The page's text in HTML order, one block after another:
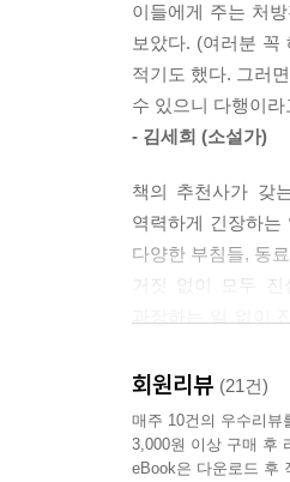
걱정이 많은 사람
않았을까? 김신회
부치지 못하는 사
상대를 향해 있기
원고료를 먼저 묻
없을지 말들을 헤
일을 어떻게 시작
가장 깊은 생각들
이들에게 주는 처
보았다. (여러분 꼭
적기도 했다. 그러
수 있으니 다행이라
- 김세희 (소설가)
책의 추천사가 갖
역력하게 긴장하
다양한 부침들, 동
거짓 없이 모두
- 요조 (뮤지션, 작가)
회원리뷰 (21건)
매주 10건의 우수리뷰
3,000원 이상 구매 후
eBook은 다운로드 후